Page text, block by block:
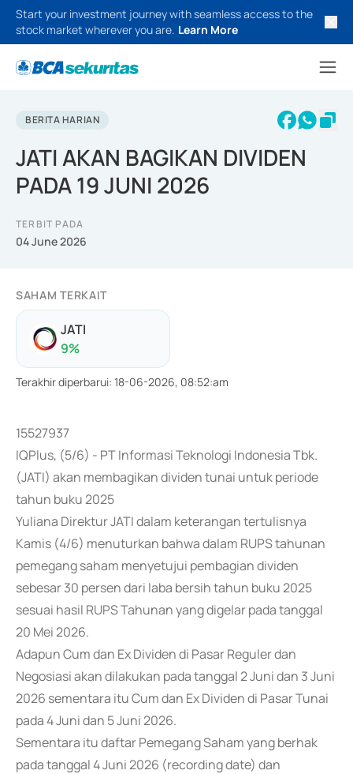
Start your investment journey with seamless access to the
stock market wherever you are. Learn More
BERITA HARIAN
JATI AKAN BAGIKAN DIVIDEN
PADA 19 JUNI 2026
TERBIT PADA
04 June 2026
SAHAM TERKAIT
JATI
9%
Terakhir diperbarui: 18-06-2026, 08:52:am
15527937
IQPlus, (5/6) - PT Informasi Teknologi Indonesia Tbk.
(JATI) akan membagikan dividen tunai untuk periode
tahun buku 2025
Yuliana Direktur JATI dalam keterangan tertulisnya
Kamis (4/6) menuturkan bahwa dalam RUPS tahunan
pemegang saham menyetujui pembagian dividen
sebesar 30 persen dari laba bersih tahun buku 2025
sesuai hasil RUPS Tahunan yang digelar pada tanggal
20 Mei 2026.
Adapun Cum dan Ex Dividen di Pasar Reguler dan
Negosiasi akan dilakukan pada tanggal 2 Juni dan 3 Juni
2026 sementara itu Cum dan Ex Dividen di Pasar Tunai
pada 4 Juni dan 5 Juni 2026.
Sementara itu daftar Pemegang Saham yang berhak
pada tanggal 4 Juni 2026 (recording date) dan